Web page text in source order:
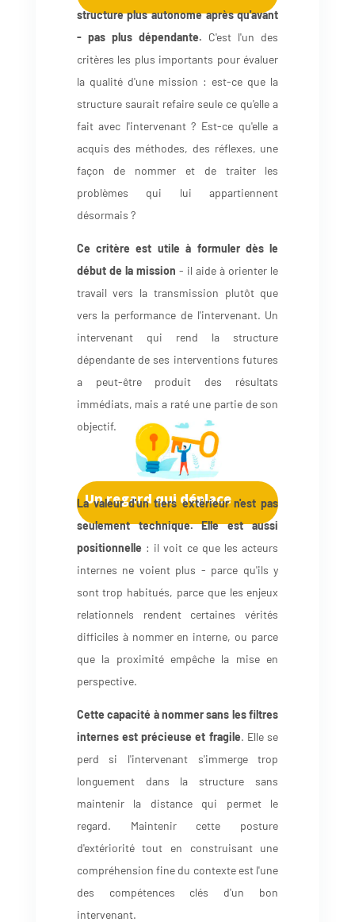
structure plus autonome après qu'avant
- pas plus dépendante. C'est l'un des
critères les plus importants pour évaluer
la qualité d'une mission : est-ce que la
structure saurait refaire seule ce qu'elle a
fait avec l'intervenant ? Est-ce qu'elle a
acquis des méthodes, des réflexes, une
façon de nommer et de traiter les
problèmes qui lui appartiennent
désormais ?
Ce critère est utile à formuler dès le
début de la mission - il aide à orienter le
travail vers la transmission plutôt que
vers la performance de l'intervenant. Un
intervenant qui rend la structure
dépendante de ses interventions futures
a peut-être produit des résultats
immédiats, mais a raté une partie de son
objectif.
Un regard qui déplace
La valeur d'un tiers extérieur n'est pas
seulement technique. Elle est aussi
positionnelle : il voit ce que les acteurs
internes ne voient plus - parce qu'ils y
sont trop habitués, parce que les enjeux
relationnels rendent certaines vérités
difficiles à nommer en interne, ou parce
que la proximité empêche la mise en
perspective.
Cette capacité à nommer sans les filtres
internes est précieuse et fragile. Elle se
perd si l'intervenant s'immerge trop
longuement dans la structure sans
maintenir la distance qui permet le
regard. Maintenir cette posture
d'extériorité tout en construisant une
compréhension fine du contexte est l'une
des compétences clés d'un bon
intervenant.